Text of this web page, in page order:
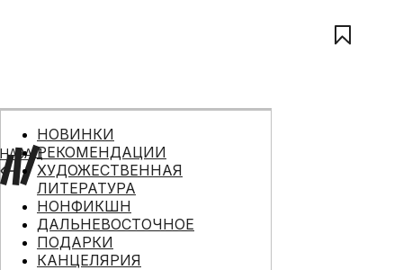
НАЗАД
НОВИНКИ
РЕКОМЕНДАЦИИ
ХУДОЖЕСТВЕННАЯ
ЛИТЕРАТУРА
НОНФИКШН
ДАЛЬНЕВОСТОЧНОЕ
ПОДАРКИ
КАНЦЕЛЯРИЯ